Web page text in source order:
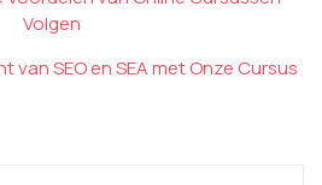
Volgen
van SEO en SEA met Onze Cursus